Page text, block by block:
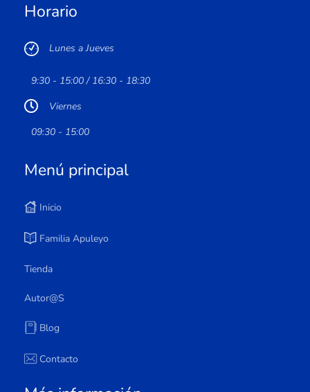
Horario
Lunes a Jueves
9:30 - 15:00 / 16:30 - 18:30
Viernes
09:30 - 15:00
Menú principal
Inicio
Familia Apuleyo
Tienda
Autor@s
Blog
Contacto